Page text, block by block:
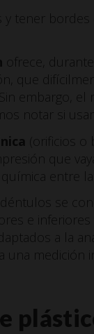
tener bordes
ofrece,
que
embargo, el
notar si
(orificios o
que
entre
se
e
a la
una